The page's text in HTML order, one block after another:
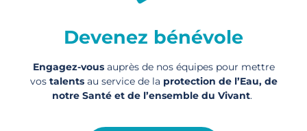
Devenez bénévole
Engagez-vousauprès de nos équipes pour mettre
vos talentsau service de la protection de l’Eau, de
notre Santé et de l’ensemble du Vivant.